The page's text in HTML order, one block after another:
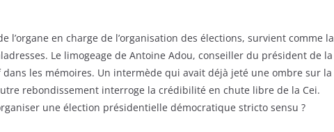
l’organe en charge de l’organisation des élections, survient comme la
Le limogeage de Antoine Adou, conseiller du président de la
les mémoires. Un intermède qui avait déjà jeté une ombre sur la
rebondissement interroge la crédibilité en chute libre de la Cei.
une élection présidentielle démocratique stricto sensu ?